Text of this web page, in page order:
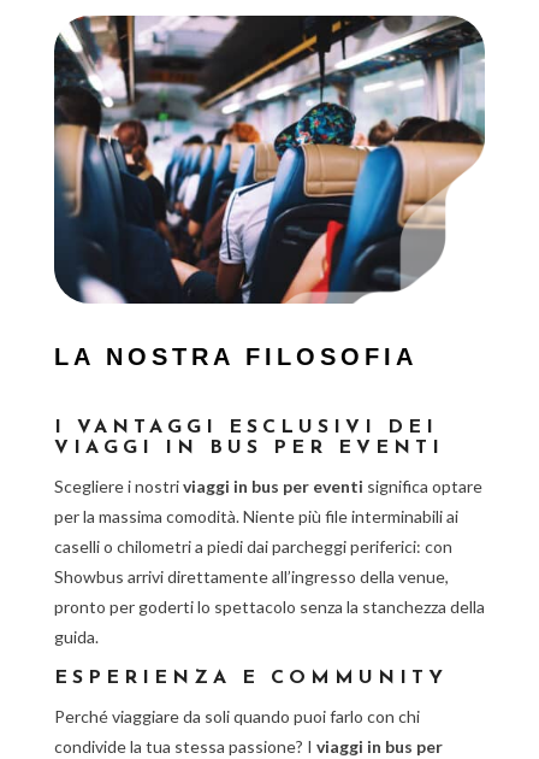
LA NOSTRA FILOSOFIA
I VANTAGGI ESCLUSIVI DEI
VIAGGI IN BUS PER EVENTI
Scegliere i nostriviaggi in bus per eventi significa optare
per la massima comodità. Niente più file interminabili ai
caselli o chilometri a piedi dai parcheggi periferici: con
Showbus arrivi direttamente all’ingresso della venue,
pronto per goderti lo spettacolo senza la stanchezza della
guida.
ESPERIENZA E COMMUNITY
Perché viaggiare da soli quando puoi farlo con chi
condivide la tua stessa passione? I viaggi in bus per